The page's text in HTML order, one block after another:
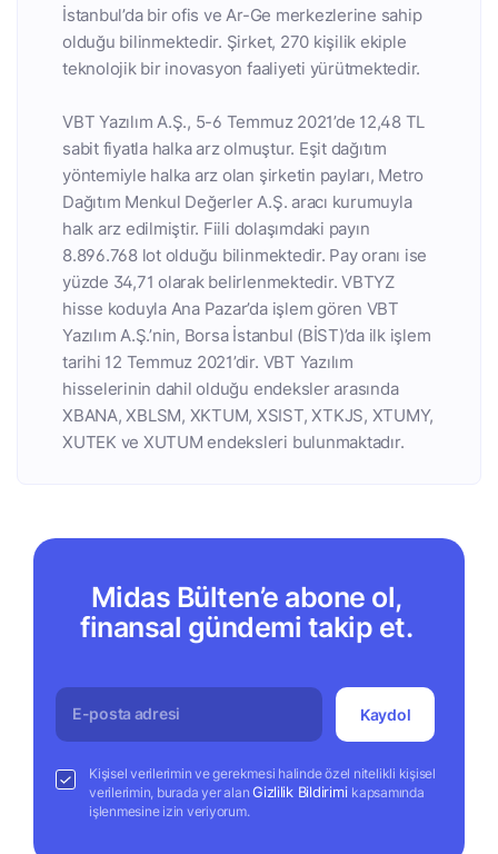
İstanbul’da bir ofis ve Ar-Ge merkezlerine sahip
olduğu bilinmektedir. Şirket, 270 kişilik ekiple
teknolojik bir inovasyon faaliyeti yürütmektedir.
VBT Yazılım A.Ş., 5-6 Temmuz 2021’de 12,48 TL
sabit fiyatla halka arz olmuştur. Eşit dağıtım
yöntemiyle halka arz olan şirketin payları, Metro
Dağıtım Menkul Değerler A.Ş. aracı kurumuyla
halk arz edilmiştir. Fiili dolaşımdaki payın
8.896.768 lot olduğu bilinmektedir. Pay oranı ise
yüzde 34,71 olarak belirlenmektedir. VBTYZ
hisse koduyla Ana Pazar’da işlem gören VBT
Yazılım A.Ş.’nin, Borsa İstanbul (BİST)’da ilk işlem
tarihi 12 Temmuz 2021’dir. VBT Yazılım
hisselerinin dahil olduğu endeksler arasında
XBANA, XBLSM, XKTUM, XSIST, XTKJS, XTUMY,
XUTEK ve XUTUM endeksleri bulunmaktadır.
Midas Bülten’e abone ol,
finansal gündemi takip et.
Kaydol
Kişisel verilerimin ve gerekmesi halinde özel nitelikli kişisel
verilerimin, burada yer alanGizlilik Bildirimi kapsamında
işlenmesine izin veriyorum.